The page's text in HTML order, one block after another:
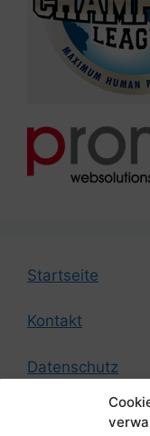
Startseite
Kontakt
Datenschutz